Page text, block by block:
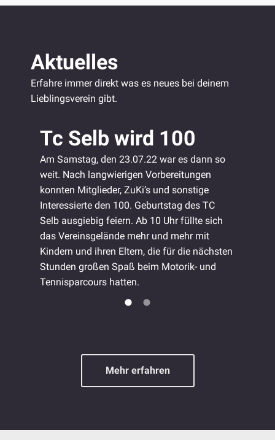
Aktuelles
Erfahre immer direkt was es neues bei deinem
Lieblingsverein gibt.
Tc Selb wird 100
Am Samstag, den 23.07.22 war es dann so
weit. Nach langwierigen Vorbereitungen
konnten Mitglieder, ZuKi’s und sonstige
Interessierte den 100. Geburtstag des TC
Selb ausgiebig feiern. Ab 10 Uhr füllte sich
das Vereinsgelände mehr und mehr mit
Kindern und ihren Eltern, die für die nächsten
Stunden großen Spaß beim Motorik- und
Tennisparcours hatten.
Mehr erfahren